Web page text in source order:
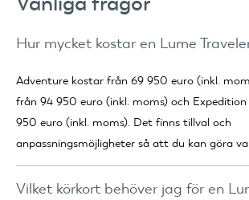
Hur mycket kostar en Lume
Adventure kostar från 69 950 euro (inkl.
från 94 950 euro (inkl. moms) och
950 euro (inkl. moms). Det finns tillval och
anpassningsmöjligheter så att du kan göra
egen.
Vilket körkort behöver jag för en